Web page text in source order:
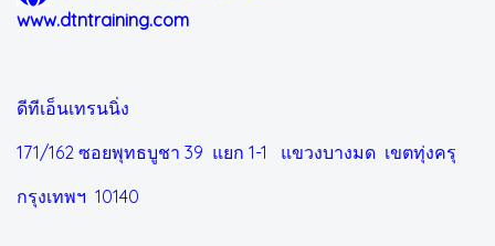
www.dtntraining.com
ดีทีเอ็นเทรนนิ่ง
171/162 ซอยพุทธบูชา 39 แยก 1-1 แขวงบางมด เขตทุ่งครุ
กรุงเทพฯ 10140